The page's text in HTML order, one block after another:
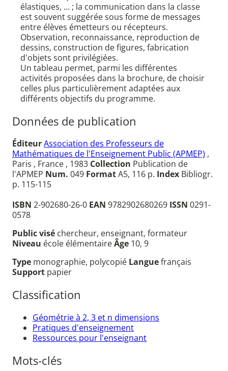
élastiques, ... ; la communication dans la classe
est souvent suggérée sous forme de messages
entre élèves émetteurs ou récepteurs.
Observation, reconnaissance, reproduction de
dessins, construction de figures, fabrication
d'objets sont privilégiées.
Un tableau permet, parmi les différentes
activités proposées dans la brochure, de choisir
celles plus particulièrement adaptées aux
différents objectifs du programme.
Données de publication
ÉditeurAssociation des Professeurs de
Mathématiques de l'Enseignement Public (APMEP) ,
Paris , France , 1983 Collection Publication de
l'APMEP Num. 049 FormatA5, 116 p. Index Bibliogr.
p. 115-115
ISBN 2-902680-26-0 EAN 9782902680269 ISSN 0291-
0578
Public visé chercheur, enseignant, formateur
Niveau école élémentaireÂge 10, 9
Type monographie, polycopié Languefrançais
Support papier
Classification
Géométrie à 2, 3 et n dimensions
Pratiques d'enseignement
Ressources pour l'enseignant
Mots-clés